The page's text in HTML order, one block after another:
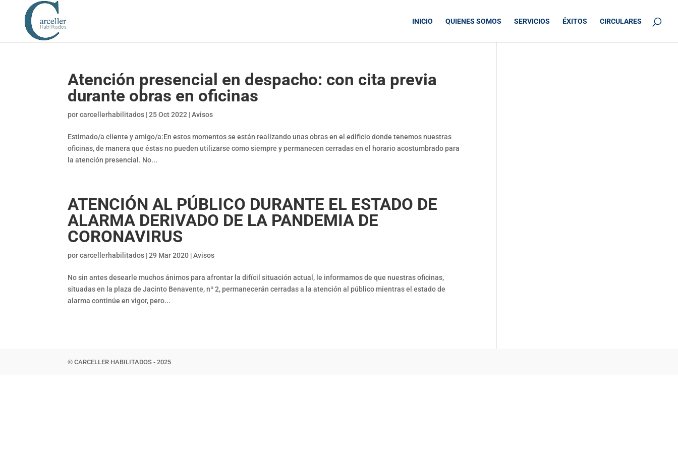
INICIO QUIENES SOMOS SERVICIOS ÉXITOS CIRCULARES
Atención presencial en despacho: con cita previa
durante obras en oficinas
porcarcellerhabilitados |25 Oct 2022 |Avisos
Estimado/a cliente y amigo/a:En estos momentos se están realizando unas obras en el edificio donde tenemos nuestras
oficinas, de manera que éstas no pueden utilizarse como siempre y permanecen cerradas en el horario acostumbrado para
la atención presencial. No...
ATENCIÓN AL PÚBLICO DURANTE EL ESTADO DE
ALARMA DERIVADO DE LA PANDEMIA DE
CORONAVIRUS
porcarcellerhabilitados |29 Mar 2020 |Avisos
No sin antes desearle muchos ánimos para afrontar la difícil situación actual, le informamos de que nuestras oficinas,
situadas en la plaza de Jacinto Benavente, nº 2, permanecerán cerradas a la atención al público mientras el estado de
alarma continúe en vigor, pero...
© CARCELLER HABILITADOS - 2025